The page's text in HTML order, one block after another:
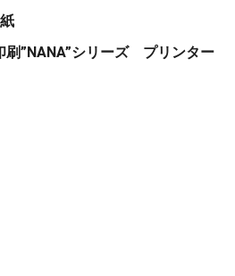
刷”NANA”シリーズ プリンター